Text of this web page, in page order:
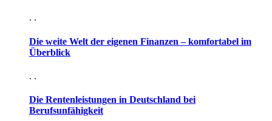
. .
Die weite Welt der eigenen Finanzen – komfortabel im
Überblick
. .
Die Rentenleistungen in Deutschland bei
Berufsunfähigkeit